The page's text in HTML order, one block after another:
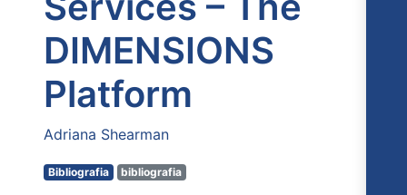
DIMENSIONS
Platform
Adriana Shearman
Bibliografia bibliografia